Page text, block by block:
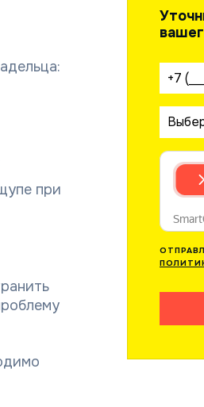
при
Ваш